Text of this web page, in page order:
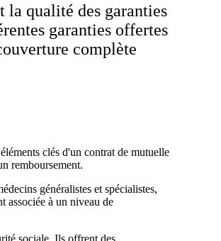
la qualité des garanties
garanties offertes
complète
clés d'un contrat de mutuelle
remboursement.
généralistes et spécialistes,
associée à un niveau de
sociale. Ils offrent des